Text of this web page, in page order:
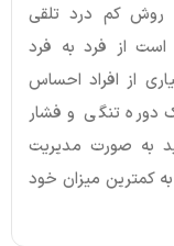
روش کم درد تلقی
است از فرد به فرد
از افراد احساس
تنگی و فشار
به صورت مدیریت
کمترین میزان خود